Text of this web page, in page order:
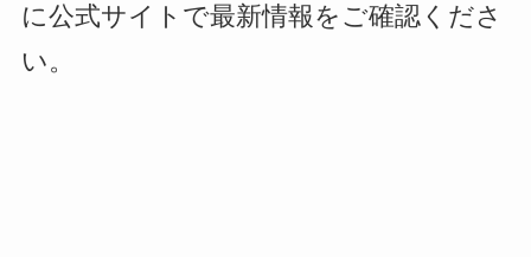
に公式サイトで最新情報をご確認くださ
い。